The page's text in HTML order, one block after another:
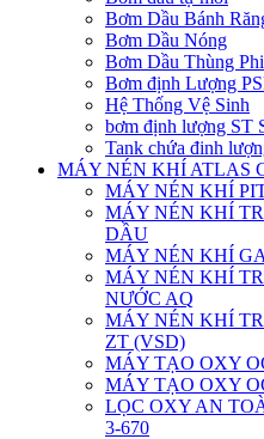
Bơm Dầu Bánh
Bơm Dầu Nóng
Bơm Dầu Thùng Phi
Bơm định Lượng
Hệ Thống Vệ Sinh
bơm định lượng ST
Tank chứa đinh
MÁY NÉN KHÍ ATLAS
MÁY NÉN KHÍ
MÁY NÉN KHÍ
DẦU
MÁY NÉN KHÍ GA
MÁY NÉN KHÍ
NƯỚC AQ
MÁY NÉN KHÍ
ZT (VSD)
MÁY TẠO OXY
MÁY TẠO OXY
LỌC OXY AN
3-670